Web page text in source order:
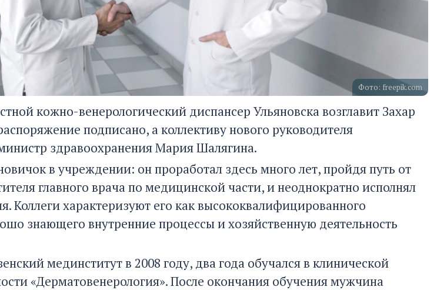
Фото: freepik.com
кожно-венерологический диспансер Ульяновска возглавит Захар
подписано, а коллективу нового руководителя
здравоохранения Мария Шалягина.
в учреждении: он проработал здесь много лет, пройдя путь от
главного врача по медицинской части, и неоднократно исполнял
Коллеги характеризуют его как высококвалифицированного
знающего внутренние процессы и хозяйственную деятельность
мединститут в 2008 году, два года обучался в клинической
«Дерматовенерология». После окончания обучения мужчина